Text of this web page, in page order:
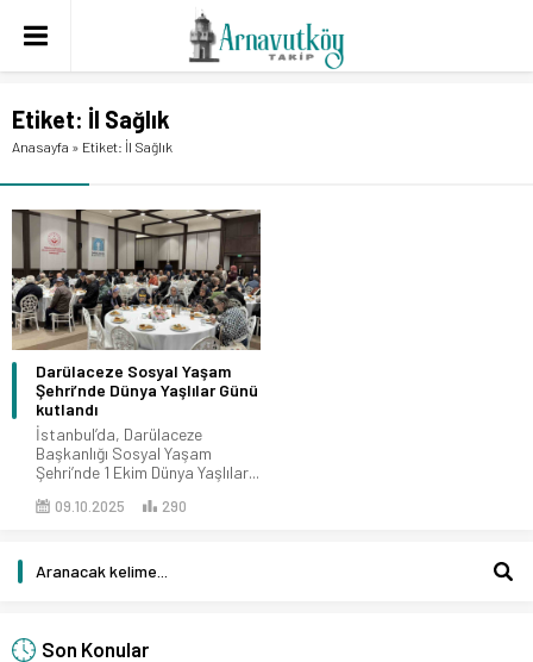
Etiket: İl Sağlık
Anasayfa » Etiket: İl Sağlık
Darülaceze Sosyal Yaşam
Şehri’nde Dünya Yaşlılar Günü
kutlandı
İstanbul’da, Darülaceze
Başkanlığı Sosyal Yaşam
Şehri’nde 1 Ekim Dünya Yaşlılar...
09.10.2025 290
Son Konular